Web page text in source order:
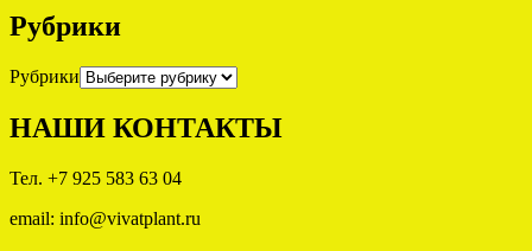
Рубрики
Рубрики
НАШИ КОНТАКТЫ
Тел. +7 925 583 63 04
email: info@vivatplant.ru